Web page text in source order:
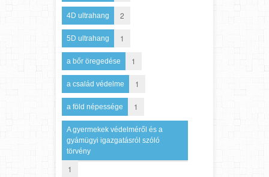
4D ultrahang 2
5D ultrahang 1
a bőr öregedése 1
a család védelme 1
a föld népessége 1
A gyermekek védelméről és a
gyámügyi igazgatásról szóló
törvény
1